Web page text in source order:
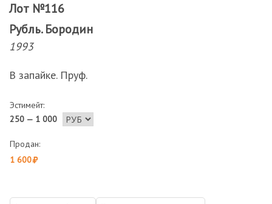
Лот №116
Рубль. Бородин
1993
В запайке. Пруф.
Эстимейт:
250 — 1 000
Продан:
1 600